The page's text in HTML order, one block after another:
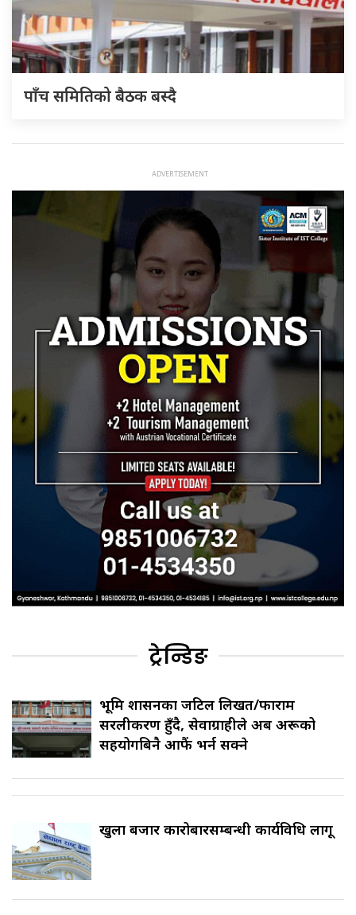
पाँच समितिको बैठक बस्दै
ट्रेन्डिङ
भूमि प्रशासनका जटिल लिखत/फाराम
सरलीकरण हुँदै, सेवाग्राहीले अब अरूको
सहयोगबिनै आफैं भर्न सक्ने
खुला बजार कारोबारसम्बन्धी कार्यविधि लागू